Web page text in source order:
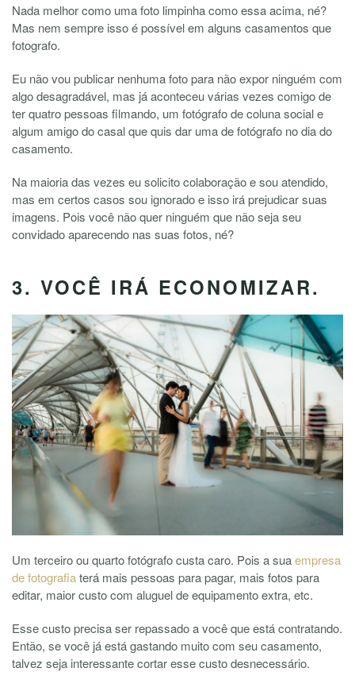
Nada melhor como uma foto limpinha como essa acima, né?
Mas nem sempre isso é possível em alguns casamentos que
fotografo.
Eu não vou publicar nenhuma foto para não expor ninguém com
algo desagradável, mas já aconteceu várias vezes comigo de
ter quatro pessoas filmando, um fotógrafo de coluna social e
algum amigo do casal que quis dar uma de fotógrafo no dia do
casamento.
Na maioria das vezes eu solicito colaboração e sou atendido,
mas em certos casos sou ignorado e isso irá prejudicar suas
imagens. Pois você não quer ninguém que não seja seu
convidado aparecendo nas suas fotos, né?
3. VOCÊ IRÁ ECONOMIZAR.
Um terceiro ou quarto fotógrafo custa caro. Pois a suaempresa
de fotografiaterá mais pessoas para pagar, mais fotos para
editar, maior custo com aluguel de equipamento extra, etc.
Esse custo precisa ser repassado a você que está contratando.
Então, se você já está gastando muito com seu casamento,
talvez seja interessante cortar esse custo desnecessário.